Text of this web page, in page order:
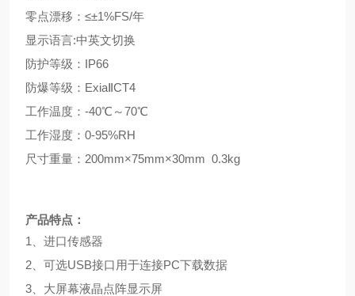
零点漂移： ≤±1%FS/年
显示语言:中英文切换
防护等级： IP66
防爆等级： ExiaⅡCT4
工作温度： -40℃～70℃
工作湿度： 0-95%RH
尺寸重量： 200mm×75mm×30mm 0.3kg
产品特点：
1、 进口传感器
2、可选USB接口用于连接PC下载数据
3、 大屏幕液晶点阵显示屏